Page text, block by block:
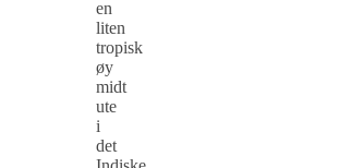
en
liten
tropisk
øy
midt
ute
i
det